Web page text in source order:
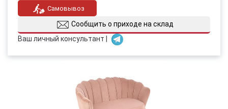
Самовывоз
Сообщить о приходе на склад
Ваш личный консультант |